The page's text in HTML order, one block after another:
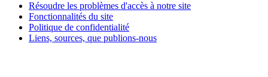
Résoudre les problèmes d'accès à notre site
Fonctionnalités du site
Politique de confidentialité
Liens, sources, que publions-nous